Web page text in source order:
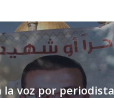
la voz por periodista